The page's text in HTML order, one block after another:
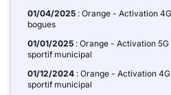
01/04/2025 : Orange - Activation
bogues
01/01/2025 : Orange - Activation
sportif municipal
01/12/2024 : Orange - Activation
sportif municipal